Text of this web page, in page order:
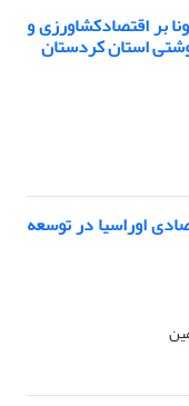
بر اقتصادکشاورزی و
استان کردستان
اوراسیا در توسعه